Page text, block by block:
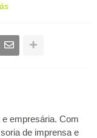
empresária. Com
de imprensa e